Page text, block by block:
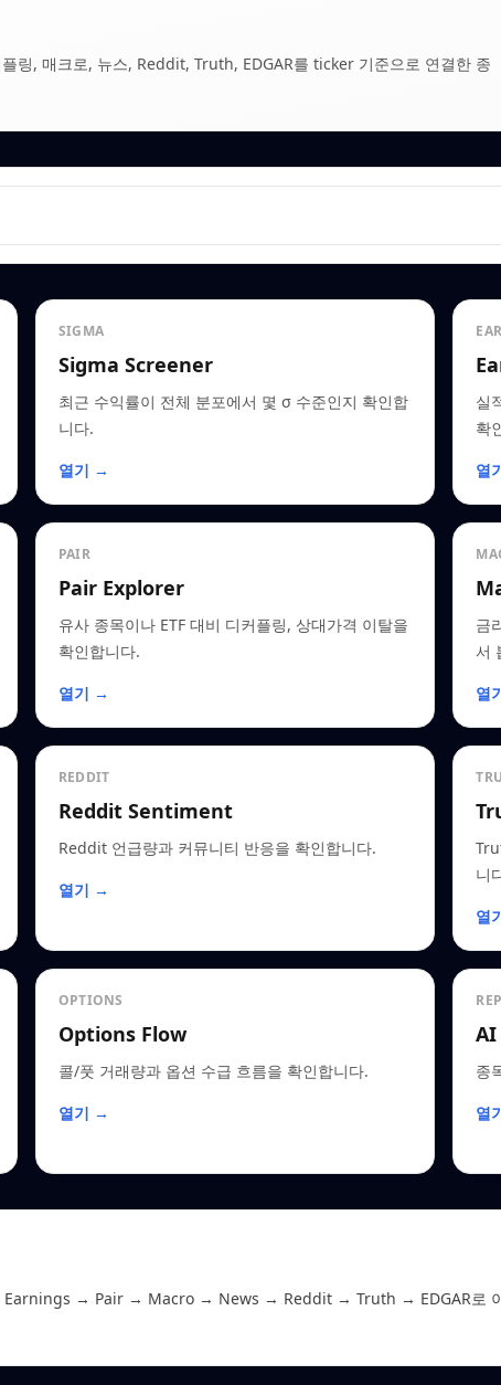
링, 매크로, 뉴스, Reddit, Truth, EDGAR를 ticker 기준으로 연결한 종
SIGMA
Sigma Screener
최근 수익률이 전체 분포에서 몇 σ 수준인지 확인합
니다.
열기 →
실
확
열
PAIR
Pair Explorer
유사 종목이나 ETF 대비 디커플링, 상대가격 이탈을
확인합니다.
열기 →
금
서
열
REDDIT
Reddit Sentiment
Reddit 언급량과 커뮤니티 반응을 확인합니다.
열기 →
니
열
OPTIONS
Options Flow
콜/풋 거래량과 옵션 수급 흐름을 확인합니다.
열기 →
종
열
→ Pair → Macro → News → Reddit → Truth → EDGAR로 이